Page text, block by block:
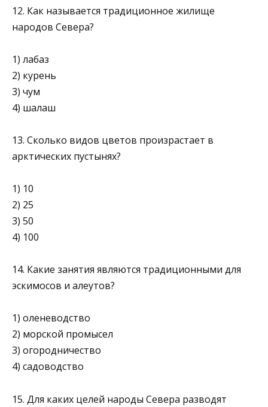
12. Как называется традиционное жилище
народов Севера?
1) лабаз
2) курень
3) чум
4) шалаш
13. Сколько видов цветов произрастает в
арктических пустынях?
1) 10
2) 25
3) 50
4) 100
14. Какие занятия являются традиционными для
эскимосов и алеу­тов?
1) оленеводство
2) морской промысел
3) огородничество
4) садоводство
15. Для каких целей народы Севера разводят